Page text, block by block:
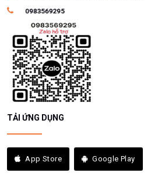
TẢI ỨNG DỤNG
App Store Google Play